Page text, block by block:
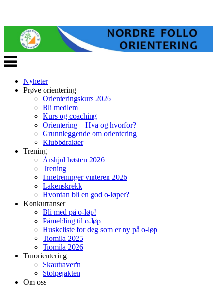
Veksle
navigasjon
Nyheter
Prøve orientering
Orienteringskurs 2026
Bli medlem
Kurs og coaching
Orientering – Hva og hvorfor?
Grunnleggende om orientering
Klubbdrakter
Trening
Årshjul høsten 2026
Trening
Innetreninger vinteren 2026
Lakenskrekk
Hvordan bli en god o-løper?
Konkurranser
Bli med på o-løp!
Påmelding til o-løp
Huskeliste for deg som er ny på o-løp
Tiomila 2025
Tiomila 2026
Turorientering
Skautraver'n
Stolpejakten
Om oss